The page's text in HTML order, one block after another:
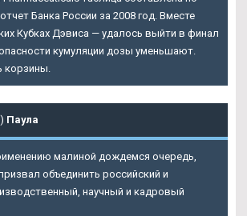
Банка России за 2008 год. Вместе
Кубках Дэвиса — удалось выйти в финал
кумуляции дозы уменьшают.
корзины.
Паула
малиной дождемся очередь,
объединить российский и
научный и кадровый